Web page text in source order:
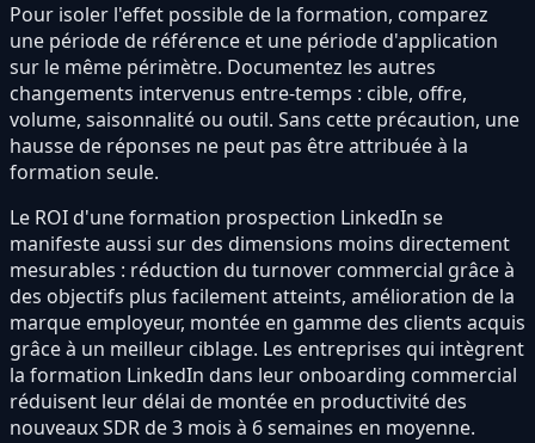
Pour isoler l'effet possible de la formation, comparez
une période de référence et une période d'application
sur le même périmètre. Documentez les autres
changements intervenus entre-temps : cible, offre,
volume, saisonnalité ou outil. Sans cette précaution, une
hausse de réponses ne peut pas être attribuée à la
formation seule.
Le ROI d'une formation prospection LinkedIn se
manifeste aussi sur des dimensions moins directement
mesurables : réduction du turnover commercial grâce à
des objectifs plus facilement atteints, amélioration de la
marque employeur, montée en gamme des clients acquis
grâce à un meilleur ciblage. Les entreprises qui intègrent
la formation LinkedIn dans leur onboarding commercial
réduisent leur délai de montée en productivité des
nouveaux SDR de 3 mois à 6 semaines en moyenne.